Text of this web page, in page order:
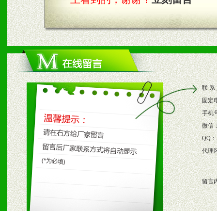
四、市场操作及支持
1、根据区域市场协助制定
2、根据具体情况公司给予
3、根据市场需要，派驻区
保产品顺利销售。
4、根据市场情况公司给予
购支持。
五、退换货制度
联 系
固定
手机
微信
QQ：
代理
留言